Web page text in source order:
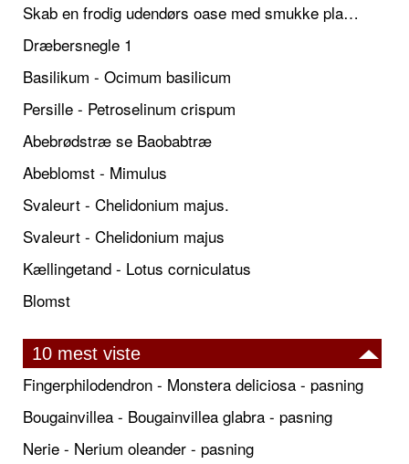
Skab en frodig udendørs oase med smukke plantekrukker og elegante espalier
Dræbersnegle 1
Basilikum - Ocimum basilicum
Persille - Petroselinum crispum
Abebrødstræ se Baobabtræ
Abeblomst - Mimulus
Svaleurt - Chelidonium majus.
Svaleurt - Chelidonium majus
Kællingetand - Lotus corniculatus
Blomst
10 mest viste
Fingerphilodendron - Monstera deliciosa - pasning
Bougainvillea - Bougainvillea glabra - pasning
Nerie - Nerium oleander - pasning